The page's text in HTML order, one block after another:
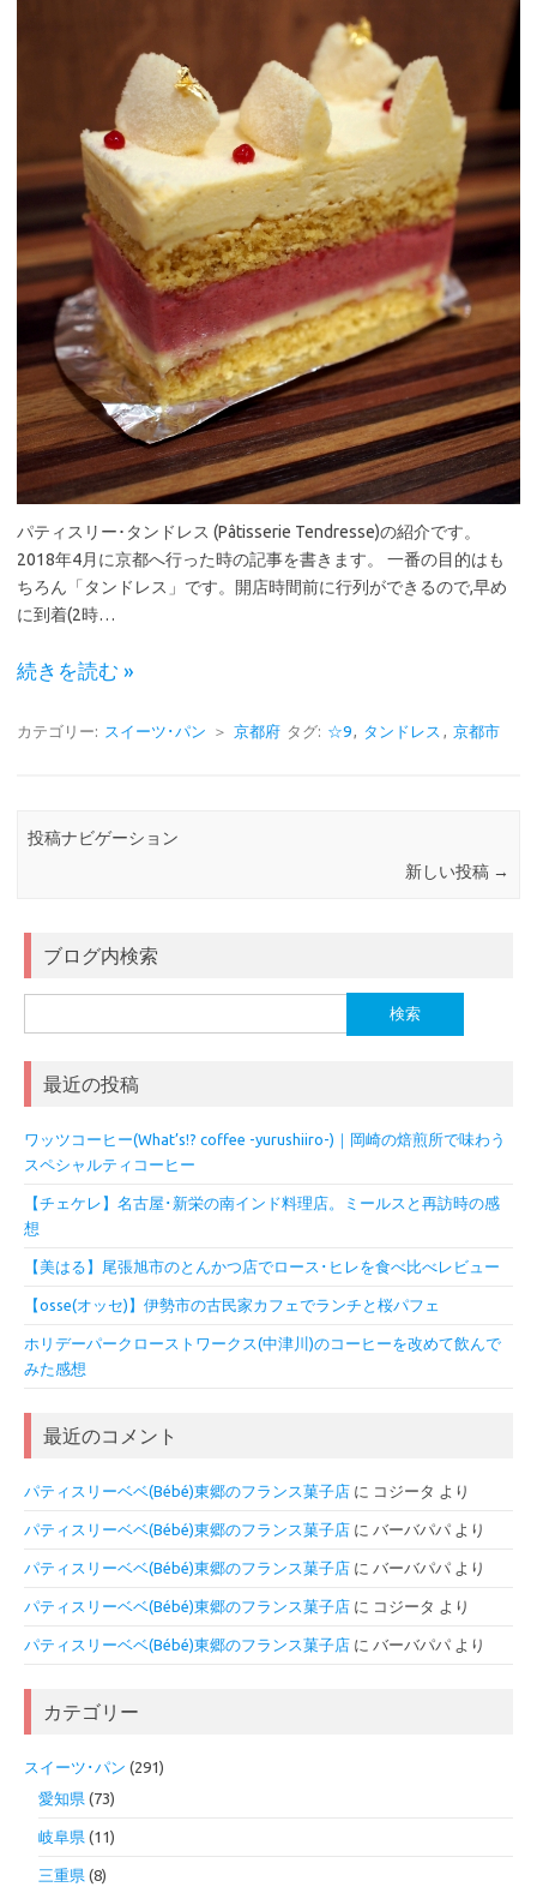
パティスリー･タンドレス (Pâtisserie Tendresse)の紹介です。
2018年4月に京都へ行った時の記事を書きます。 一番の目的はも
ちろん「タンドレス」です。開店時間前に行列ができるので,早め
に到着(2時…
続きを読む »
カテゴリー: スイーツ･パン ＞ 京都府 タグ: ☆9 タンドレス 京都市
投稿ナビゲーション
新しい投稿 →
ブログ内検索
索:
最近の投稿
ワッツコーヒー(What’s!? coffee -yurushiiro-)｜岡崎の焙煎所で味わう
スペシャルティコーヒー
【チェケレ】名古屋･新栄の南インド料理店。ミールスと再訪時の感
想
【美はる】尾張旭市のとんかつ店でロース･ヒレを食べ比べレビュー
【osse(オッセ)】伊勢市の古民家カフェでランチと桜パフェ
ホリデーパークローストワークス(中津川)のコーヒーを改めて飲んで
みた感想
最近のコメント
パティスリーベベ(Bébé)東郷のフランス菓子店 に コジータ より
パティスリーベベ(Bébé)東郷のフランス菓子店 に バーバパパ より
パティスリーベベ(Bébé)東郷のフランス菓子店 に バーバパパ より
パティスリーベベ(Bébé)東郷のフランス菓子店 に コジータ より
パティスリーベベ(Bébé)東郷のフランス菓子店 に バーバパパ より
カテゴリー
スイーツ･パン (291)
愛知県 (73)
岐阜県 (11)
三重県 (8)